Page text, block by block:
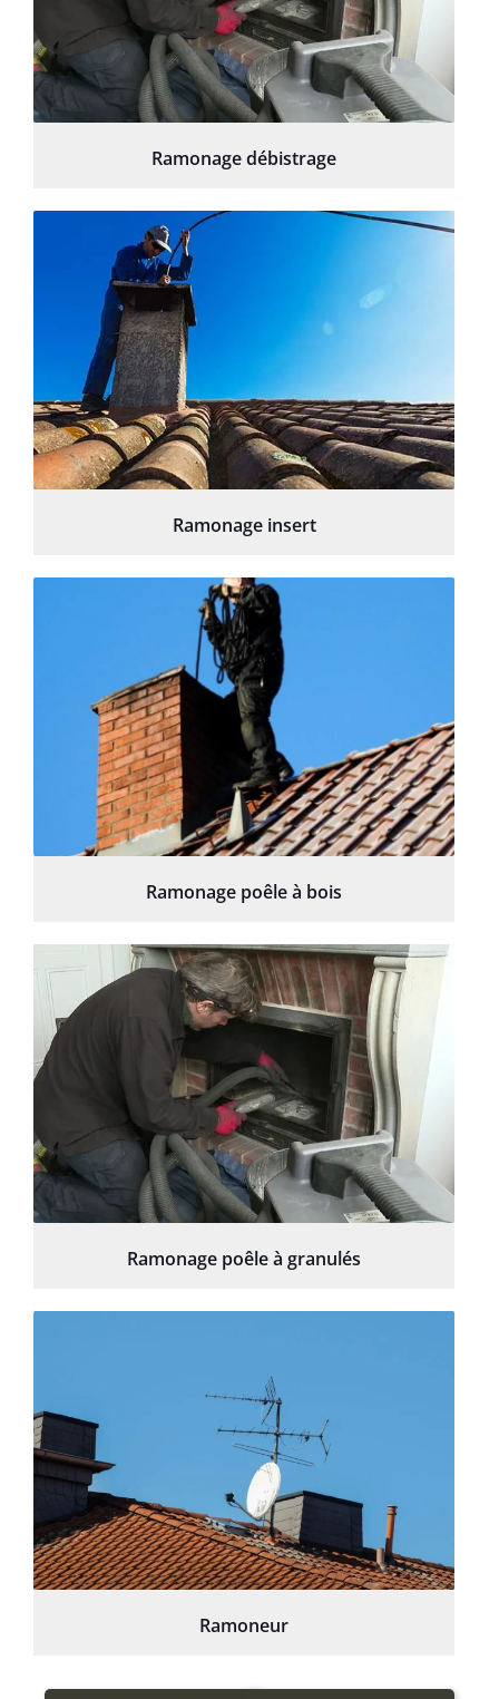
Ramonage débistrage
Ramonage insert
Ramonage poêle à bois
Ramonage poêle à granulés
Ramoneur